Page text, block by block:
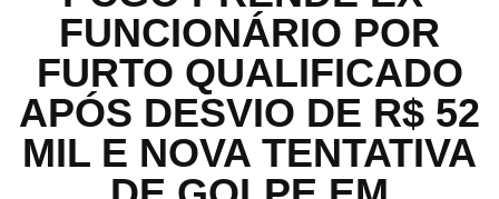
FUNCIONÁRIO POR
FURTO QUALIFICADO
APÓS DESVIO DE R$ 52
MIL E NOVA TENTATIVA